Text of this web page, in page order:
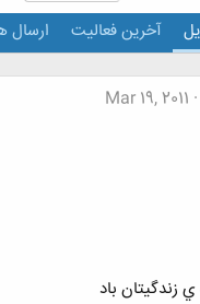
آخرین فعالیت ارسال
Mar 19, 2011
باد